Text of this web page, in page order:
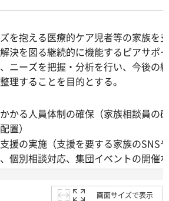
を抱える医療的ケア児者等の家族を
決を図る継続的に機能するピアサポ
ニーズを把握・分析を行い、今後の
理することを目的とする。
かる人員体制の確保（家族相談員の
置）
援の実施（支援を要する家族のSNS
個別相談対応、集団イベントの開催
画面サイズで表示